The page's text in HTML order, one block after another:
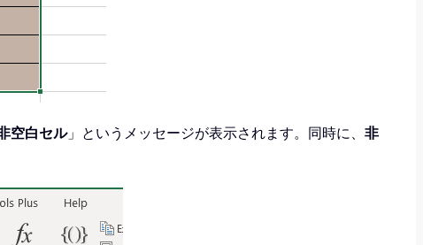
空白セル」というメッセージが表示されます。同時に、 非